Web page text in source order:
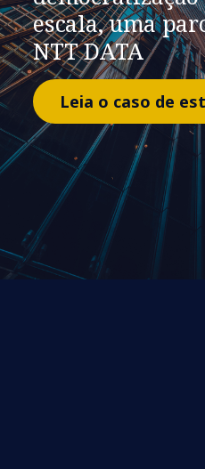
escala, uma
NTT DATA
Leia o caso de